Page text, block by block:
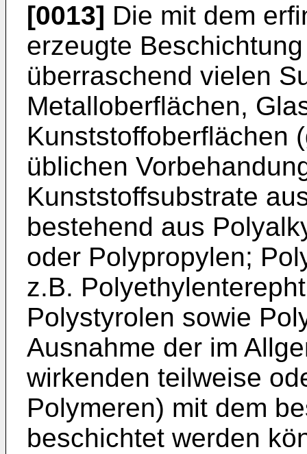
[0013] Die mit dem
erzeugte
überraschend vielen
Metalloberflächen,
Kunststoffoberflächen
üblichen
Kunststoffsubstrate
bestehend aus
oder Polypropylen;
z.B.
Polystyrolen sowie
Ausnahme der im
wirkenden teilweise
Polymeren) mit dem
beschichtet werden